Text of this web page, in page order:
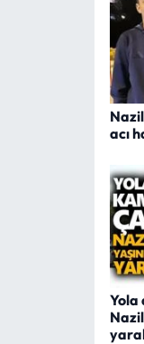
acı
Yola